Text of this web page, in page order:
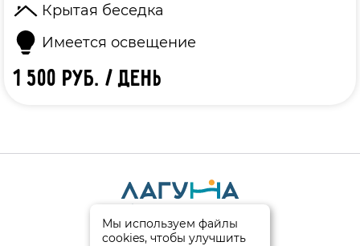
Крытая беседка
Имеется освещение
1 500 руб. / день
© 2026
Мы используем файлы
cookies, чтобы улучшить